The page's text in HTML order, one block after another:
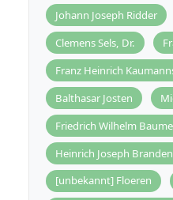
Johann Joseph Ridder
Clemens Sels, Dr.
Franz Heinrich
Balthasar Josten
Friedrich Wilhelm
Heinrich Joseph
[unbekannt] Floeren